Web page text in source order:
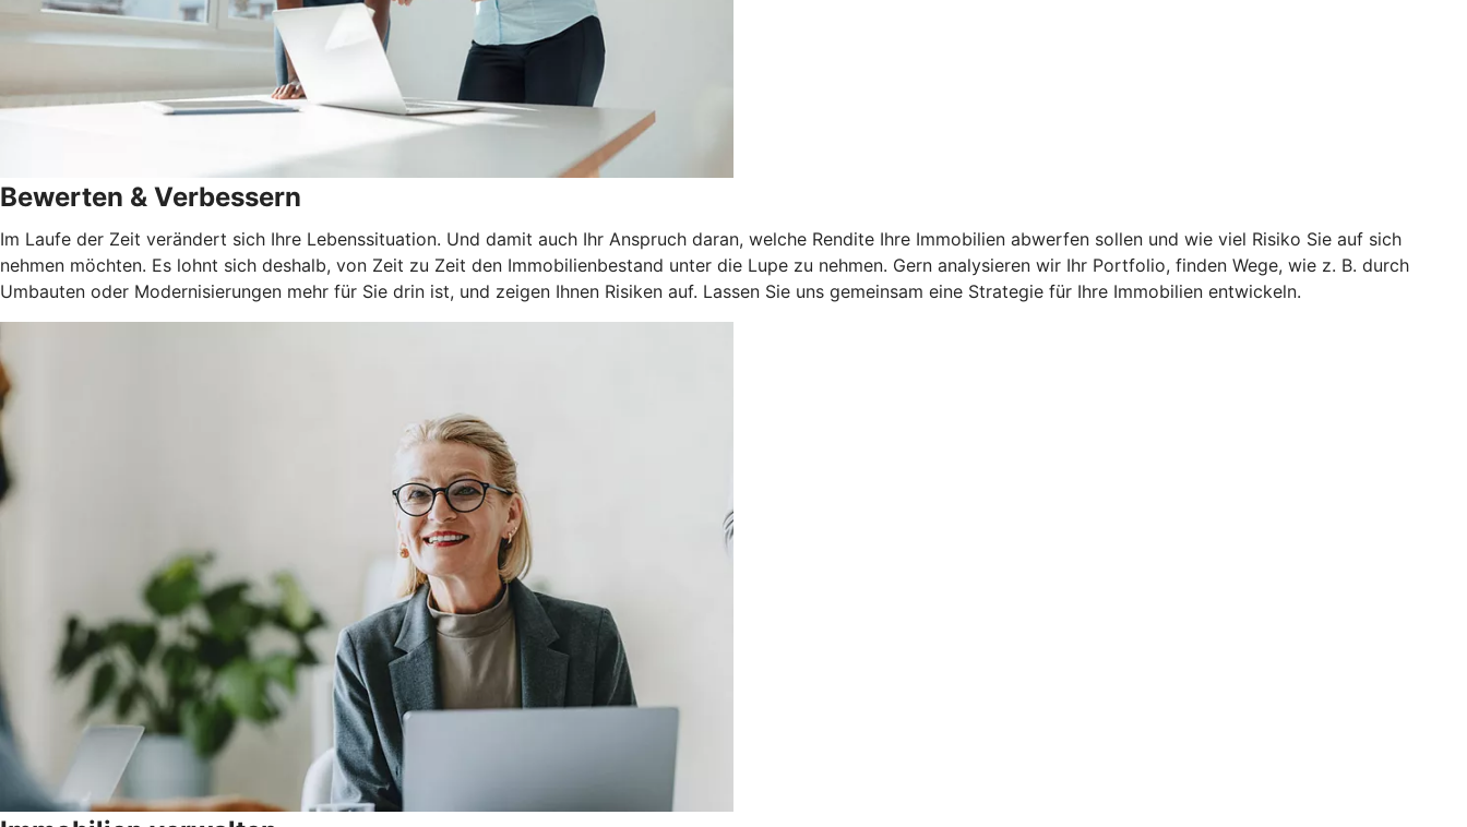
Bewerten & Verbessern
Im Laufe der Zeit verändert sich Ihre Lebenssituation. Und damit auch Ihr Anspruch daran, welche Rendite Ihre Immobilien abwerfen sollen und wie viel Risiko Sie auf sich
nehmen möchten. Es lohnt sich deshalb, von Zeit zu Zeit den Immobilienbestand unter die Lupe zu nehmen. Gern analysieren wir Ihr Portfolio, finden Wege, wie z. B. durch
Umbauten oder Modernisierungen mehr für Sie drin ist, und zeigen Ihnen Risiken auf. Lassen Sie uns gemeinsam eine Strategie für Ihre Immobilien entwickeln.